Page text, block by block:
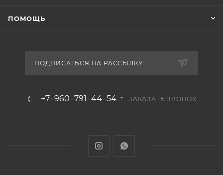
ПОМОЩЬ
ПОДПИСАТЬСЯ НА РАССЫЛКУ
+7‒960‒791‒44‒54 ЗАКАЗАТЬ ЗВОНОК